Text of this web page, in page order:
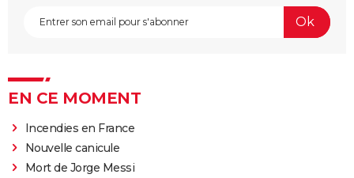
EN CE MOMENT
Incendies en France
Nouvelle canicule
Mort de Jorge Messi